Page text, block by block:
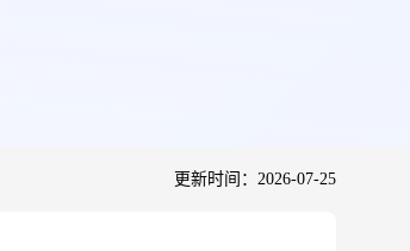
更新时间：2026-07-25